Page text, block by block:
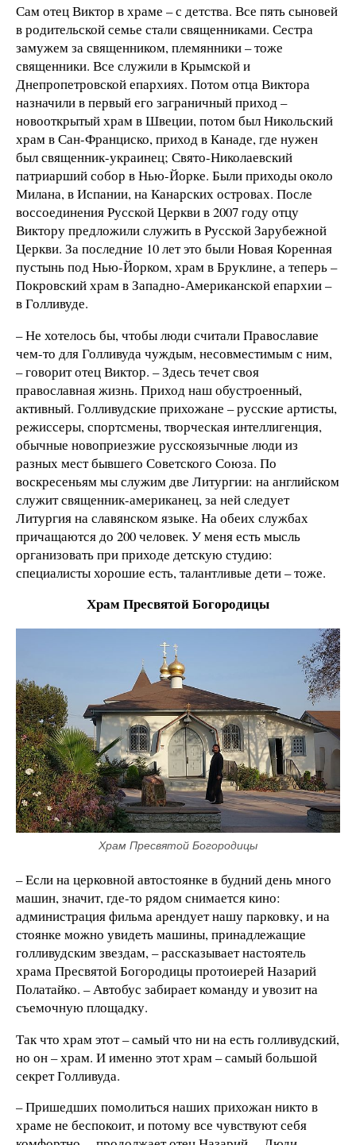
Сам отец Виктор в храме – с детства. Все пять сыновей
в родительской семье стали священниками. Сестра
замужем за священником, племянники – тоже
священники. Все служили в Крымской и
Днепропетровской епархиях. Потом отца Виктора
назначили в первый его заграничный приход –
новооткрытый храм в Швеции, потом был Никольский
храм в Сан-Франциско, приход в Канаде, где нужен
был священник-украинец; Свято-Николаевский
патриарший собор в Нью-Йорке. Были приходы около
Милана, в Испании, на Канарских островах. После
воссоединения Русской Церкви в 2007 году отцу
Виктору предложили служить в Русской Зарубежной
Церкви. За последние 10 лет это были Новая Коренная
пустынь под Нью-Йорком, храм в Бруклине, а теперь –
Покровский храм в Западно-Американской епархии –
в Голливуде.
– Не хотелось бы, чтобы люди считали Православие
чем-то для Голливуда чуждым, несовместимым с ним,
– говорит отец Виктор. – Здесь течет своя
православная жизнь. Приход наш обустроенный,
активный. Голливудские прихожане – русские артисты,
режиссеры, спортсмены, творческая интеллигенция,
обычные новоприезжие русскоязычные люди из
разных мест бывшего Советского Союза. По
воскресеньям мы служим две Литургии: на английском
служит священник-американец, за ней следует
Литургия на славянском языке. На обеих службах
причащаются до 200 человек. У меня есть мысль
организовать при приходе детскую студию:
специалисты хорошие есть, талантливые дети – тоже.
Храм Пресвятой Богородицы
Храм Пресвятой Богородицы
– Если на церковной автостоянке в будний день много
машин, значит, где-то рядом снимается кино:
администрация фильма арендует нашу парковку, и на
стоянке можно увидеть машины, принадлежащие
голливудским звездам, – рассказывает настоятель
храма Пресвятой Богородицы протоиерей Назарий
Полатайко. – Автобус забирает команду и увозит на
съемочную площадку.
Так что храм этот – самый что ни на есть голливудский,
но он – храм. И именно этот храм – самый большой
секрет Голливуда.
– Пришедших помолиться наших прихожан никто в
храме не беспокоит, и потому все чувствуют себя